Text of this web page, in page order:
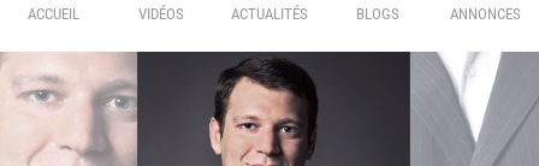
ACCUEIL VIDÉOS ACTUALITÉS BLOGS ANNONCES